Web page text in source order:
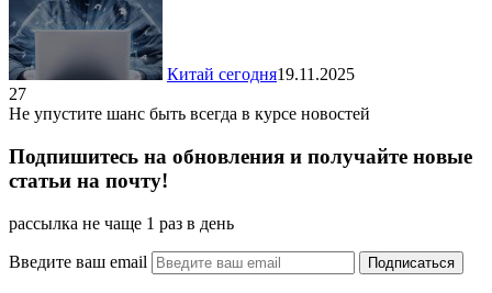
Китай сегодня19.11.2025
27
Не упустите шанс быть всегда в курсе новостей
Подпишитесь на обновления и получайте новые
статьи на почту!
рассылка не чаще 1 раз в день
Введите ваш email